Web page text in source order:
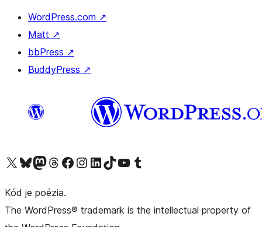
WordPress.com ↗
Matt ↗
bbPress ↗
BuddyPress ↗
Navštívte náš účet na X (predtým Twitter)
Navštívte náš účet na platforme Bluesky
Navštívte náš účet na Mastodone
Navštívte náš účet na platforme Threads
Navštívte našu stránku na Facebooku
Navštívte náš účet Instagram
Navštívte náš účet LinkedIn
Navštívte náš účet na platforme TikTok
Navštívte náš kanál YouTube
Navštívte náš účet na platforme Tumblr
Kód je poézia.
The WordPress® trademark is the intellectual property of